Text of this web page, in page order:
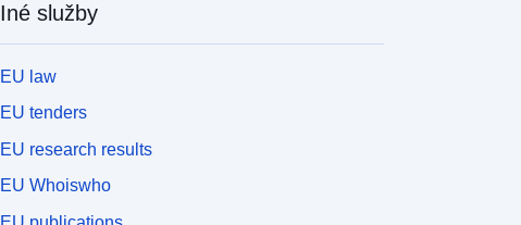
Iné služby
EU law
EU tenders
EU research results
EU Whoiswho